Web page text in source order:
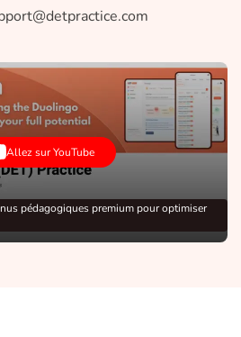
Allez sur YouTube
pédagogiques premium pour optimiser